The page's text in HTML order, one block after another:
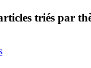
triés par